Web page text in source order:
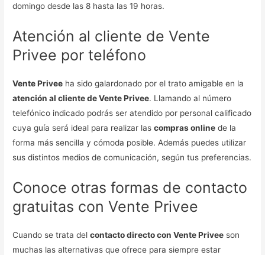
domingo desde las 8 hasta las 19 horas.
Atención al cliente de Vente
Privee por teléfono
Vente Privee ha sido galardonado por el trato amigable en la
atención al cliente de Vente Privee. Llamando al número
telefónico indicado podrás ser atendido por personal calificado
cuya guía será ideal para realizar lascompras online de la
forma más sencilla y cómoda posible. Además puedes utilizar
sus distintos medios de comunicación, según tus preferencias.
Conoce otras formas de contacto
gratuitas con Vente Privee
Cuando se trata delcontacto directo con Vente Privee son
muchas las alternativas que ofrece para siempre estar